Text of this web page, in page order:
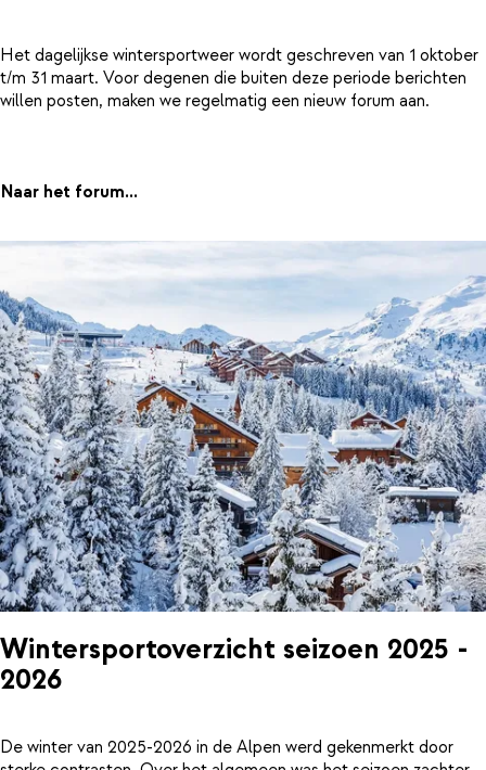
Het dagelijkse wintersportweer wordt geschreven van 1 oktober
t/m 31 maart. Voor degenen die buiten deze periode berichten
willen posten, maken we regelmatig een nieuw forum aan.
Naar het forum...
Wintersportoverzicht seizoen 2025 -
2026
De winter van 2025-2026 in de Alpen werd gekenmerkt door